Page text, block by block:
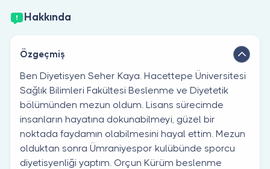
Hakkında
Özgeçmiş
Ben Diyetisyen Seher Kaya. Hacettepe Üniversitesi
Sağlık Bilimleri Fakültesi Beslenme ve Diyetetik
bölümünden mezun oldum. Lisans sürecimde
insanların hayatına dokunabilmeyi, güzel bir
noktada faydamın olabilmesini hayal ettim. Mezun
olduktan sonra Ümraniyespor kulübünde sporcu
diyetisyenliği yaptım. Orçun Kürüm beslenme